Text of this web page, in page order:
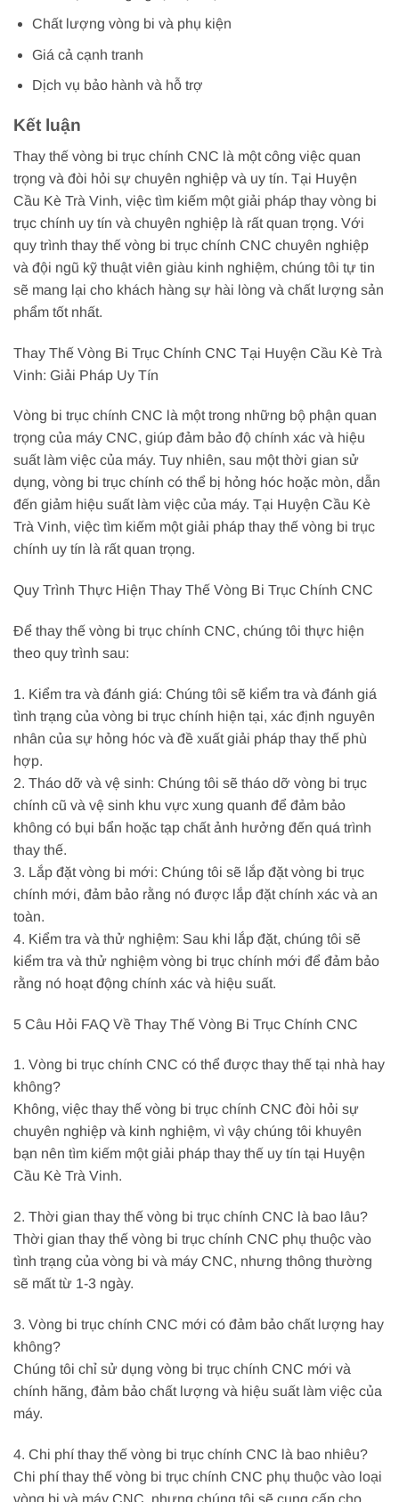
Chất lượng vòng bi và phụ kiện
Giá cả cạnh tranh
Dịch vụ bảo hành và hỗ trợ
Kết luận
Thay thế vòng bi trục chính CNC là một công việc quan
trọng và đòi hỏi sự chuyên nghiệp và uy tín. Tại Huyện
Cầu Kè Trà Vinh, việc tìm kiếm một giải pháp thay vòng bi
trục chính uy tín và chuyên nghiệp là rất quan trọng. Với
quy trình thay thế vòng bi trục chính CNC chuyên nghiệp
và đội ngũ kỹ thuật viên giàu kinh nghiệm, chúng tôi tự tin
sẽ mang lại cho khách hàng sự hài lòng và chất lượng sản
phẩm tốt nhất.
Thay Thế Vòng Bi Trục Chính CNC Tại Huyện Cầu Kè Trà
Vinh: Giải Pháp Uy Tín
Vòng bi trục chính CNC là một trong những bộ phận quan
trọng của máy CNC, giúp đảm bảo độ chính xác và hiệu
suất làm việc của máy. Tuy nhiên, sau một thời gian sử
dụng, vòng bi trục chính có thể bị hỏng hóc hoặc mòn, dẫn
đến giảm hiệu suất làm việc của máy. Tại Huyện Cầu Kè
Trà Vinh, việc tìm kiếm một giải pháp thay thế vòng bi trục
chính uy tín là rất quan trọng.
Quy Trình Thực Hiện Thay Thế Vòng Bi Trục Chính CNC
Để thay thế vòng bi trục chính CNC, chúng tôi thực hiện
theo quy trình sau:
1. Kiểm tra và đánh giá: Chúng tôi sẽ kiểm tra và đánh giá
tình trạng của vòng bi trục chính hiện tại, xác định nguyên
nhân của sự hỏng hóc và đề xuất giải pháp thay thế phù
hợp.
2. Tháo dỡ và vệ sinh: Chúng tôi sẽ tháo dỡ vòng bi trục
chính cũ và vệ sinh khu vực xung quanh để đảm bảo
không có bụi bẩn hoặc tạp chất ảnh hưởng đến quá trình
thay thế.
3. Lắp đặt vòng bi mới: Chúng tôi sẽ lắp đặt vòng bi trục
chính mới, đảm bảo rằng nó được lắp đặt chính xác và an
toàn.
4. Kiểm tra và thử nghiệm: Sau khi lắp đặt, chúng tôi sẽ
kiểm tra và thử nghiệm vòng bi trục chính mới để đảm bảo
rằng nó hoạt động chính xác và hiệu suất.
5 Câu Hỏi FAQ Về Thay Thế Vòng Bi Trục Chính CNC
1. Vòng bi trục chính CNC có thể được thay thế tại nhà hay
không?
Không, việc thay thế vòng bi trục chính CNC đòi hỏi sự
chuyên nghiệp và kinh nghiệm, vì vậy chúng tôi khuyên
bạn nên tìm kiếm một giải pháp thay thế uy tín tại Huyện
Cầu Kè Trà Vinh.
2. Thời gian thay thế vòng bi trục chính CNC là bao lâu?
Thời gian thay thế vòng bi trục chính CNC phụ thuộc vào
tình trạng của vòng bi và máy CNC, nhưng thông thường
sẽ mất từ 1-3 ngày.
3. Vòng bi trục chính CNC mới có đảm bảo chất lượng hay
không?
Chúng tôi chỉ sử dụng vòng bi trục chính CNC mới và
chính hãng, đảm bảo chất lượng và hiệu suất làm việc của
máy.
4. Chi phí thay thế vòng bi trục chính CNC là bao nhiêu?
Chi phí thay thế vòng bi trục chính CNC phụ thuộc vào loại
vòng bi và máy CNC, nhưng chúng tôi sẽ cung cấp cho